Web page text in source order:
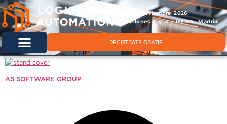
11 & 12 noviembre 2026
Pabellones 2 y 4 | IFEMA, Madrid
REGISTRATE GRATIS
AS SOFTWARE GROUP